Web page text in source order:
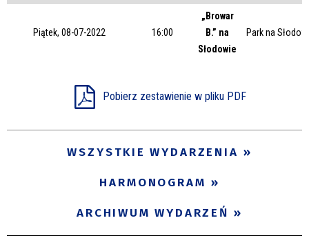
Trwające w zakresie
Piątek, 08-07-2022 16:00
„Browar
B.” na
Słodowie
Park na
Pobierz zestawienie w pliku PDF
WSZYSTKIE WYDARZENIA
HARMONOGRAM
ARCHIWUM WYDARZEŃ